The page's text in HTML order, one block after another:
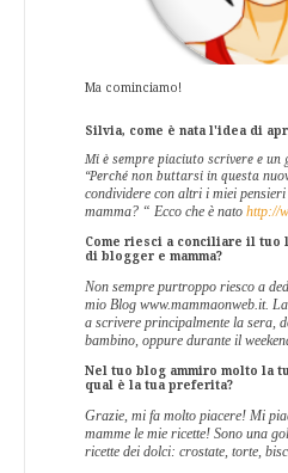
Ma cominciamo!
Silvia, come è nata l'idea di
Mi è sempre piaciuto scrivere e un
“Perché non buttarsi in questa
condividere con altri i miei
mamma? “ Ecco che è nato http://
Come riesci a conciliare il tuo
di blogger e mamma?
Non sempre purtroppo riesco a
mio Blog www.mammaonweb.it.
a scrivere principalmente la sera,
bambino, oppure durante il
Nel tuo blog ammiro molto la
qual è la tua preferita?
Grazie, mi fa molto piacere! Mi
mamme le mie ricette! Sono una
ricette dei dolci: crostate, torte,